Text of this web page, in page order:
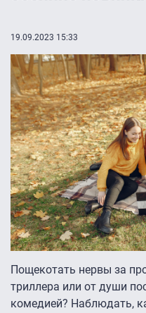
19.09.2023 15:33
Пощекотать нервы за
триллера или от души
комедией? Наблюдать,